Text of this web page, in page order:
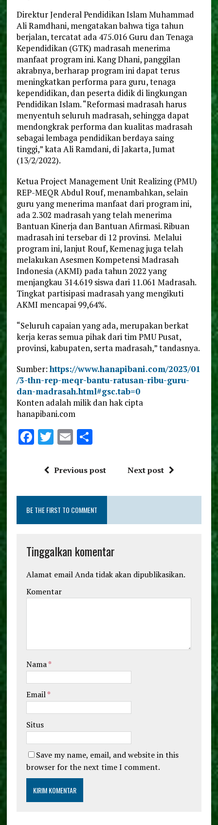
Direktur Jenderal Pendidikan Islam Muhammad
Ali Ramdhani, mengatakan bahwa tiga tahun
berjalan, tercatat ada 475.016 Guru dan Tenaga
Kependidikan (GTK) madrasah menerima
manfaat program ini. Kang Dhani, panggilan
akrabnya, berharap program ini dapat terus
meningkatkan performa para guru, tenaga
kependidikan, dan peserta didik di lingkungan
Pendidikan Islam. “Reformasi madrasah harus
menyentuh seluruh madrasah, sehingga dapat
mendongkrak performa dan kualitas madrasah
sebagai lembaga pendidikan berdaya saing
tinggi,” kata Ali Ramdani, di Jakarta, Jumat
(13/2/2022).
Ketua Project Management Unit Realizing (PMU)
REP-MEQR Abdul Rouf, menambahkan, selain
guru yang menerima manfaat dari program ini,
ada 2.302 madrasah yang telah menerima
Bantuan Kinerja dan Bantuan Afirmasi. Ribuan
madrasah ini tersebar di 12 provinsi. Melalui
program ini, lanjut Rouf, Kemenag juga telah
melakukan Asesmen Kompetensi Madrasah
Indonesia (AKMI) pada tahun 2022 yang
menjangkau 314.619 siswa dari 11.061 Madrasah.
Tingkat partisipasi madrasah yang mengikuti
AKMI mencapai 99,64%.
“Seluruh capaian yang ada, merupakan berkat
kerja keras semua pihak dari tim PMU Pusat,
provinsi, kabupaten, serta madrasah,” tandasnya.
Sumber:https://www.hanapibani.com/2023/01
/3-thn-rep-meqr-bantu-ratusan-ribu-guru-
dan-madrasah.html#gsc.tab=0
Konten adalah milik dan hak cipta
hanapibani.com
F
ce
o
o
k
T
it
r
E
ai
S
a
Previous post Next post
BE THE FIRST TO COMMENT
Tinggalkan komentar
Alamat email Anda tidak akan dipublikasikan.
Komentar
Nama*
Email*
Situs
Save my name, email, and website in this
browser for the next time I comment.